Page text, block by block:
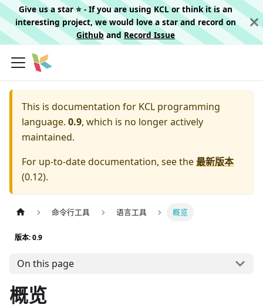
Give us a star ⭐️ - If you are using KCL or think it is an
interesting project, we would love a star and record on
Githuband Record Issue
This is documentation for KCL programming
language. 0.9, which is no longer actively
maintained.
For up-to-date documentation, see the最新版本
(0.12).
命令行工具 语言工具 概览
版本: 0.9
On this page
概览